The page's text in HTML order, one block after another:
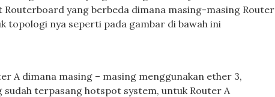
yang berbeda dimana masing-masing Router
nya seperti pada gambar di bawah ini
A dimana masing – masing menggunakan ether 3,
terpasang hotspot system, untuk Router A